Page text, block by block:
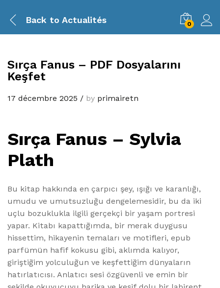
Back to Actualités 0
Sırça Fanus – PDF Dosyalarını
Keşfet
17 décembre 2025 / by primairetn
Sırça Fanus – Sylvia
Plath
Bu kitap hakkında en çarpıcı şey, ışığı ve karanlığı,
umudu ve umutsuzluğu dengelemesidir, bu da iki
uçlu bozuklukla ilgili gerçekçi bir yaşam portresi
yapar. Kitabı kapattığımda, bir merak duygusu
hissettim, hikayenin temaları ve motifleri, epub
parfümün hafif kokusu gibi, aklımda kalıyor,
giriştiğim yolculuğun ve keşfettiğim dünyaların
hatırlatıcısı. Anlatıcı sesi özgüvenli ve emin bir